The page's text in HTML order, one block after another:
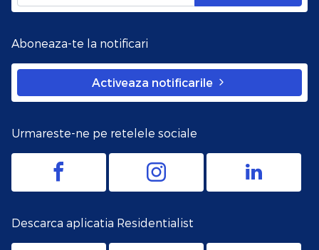
Aboneaza-te la notificari
Activeaza notificarile
Urmareste-ne pe retelele sociale
Descarca aplicatia Residentialist